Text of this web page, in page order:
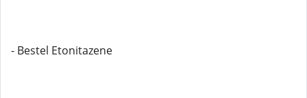
- Bestel Etonitazene